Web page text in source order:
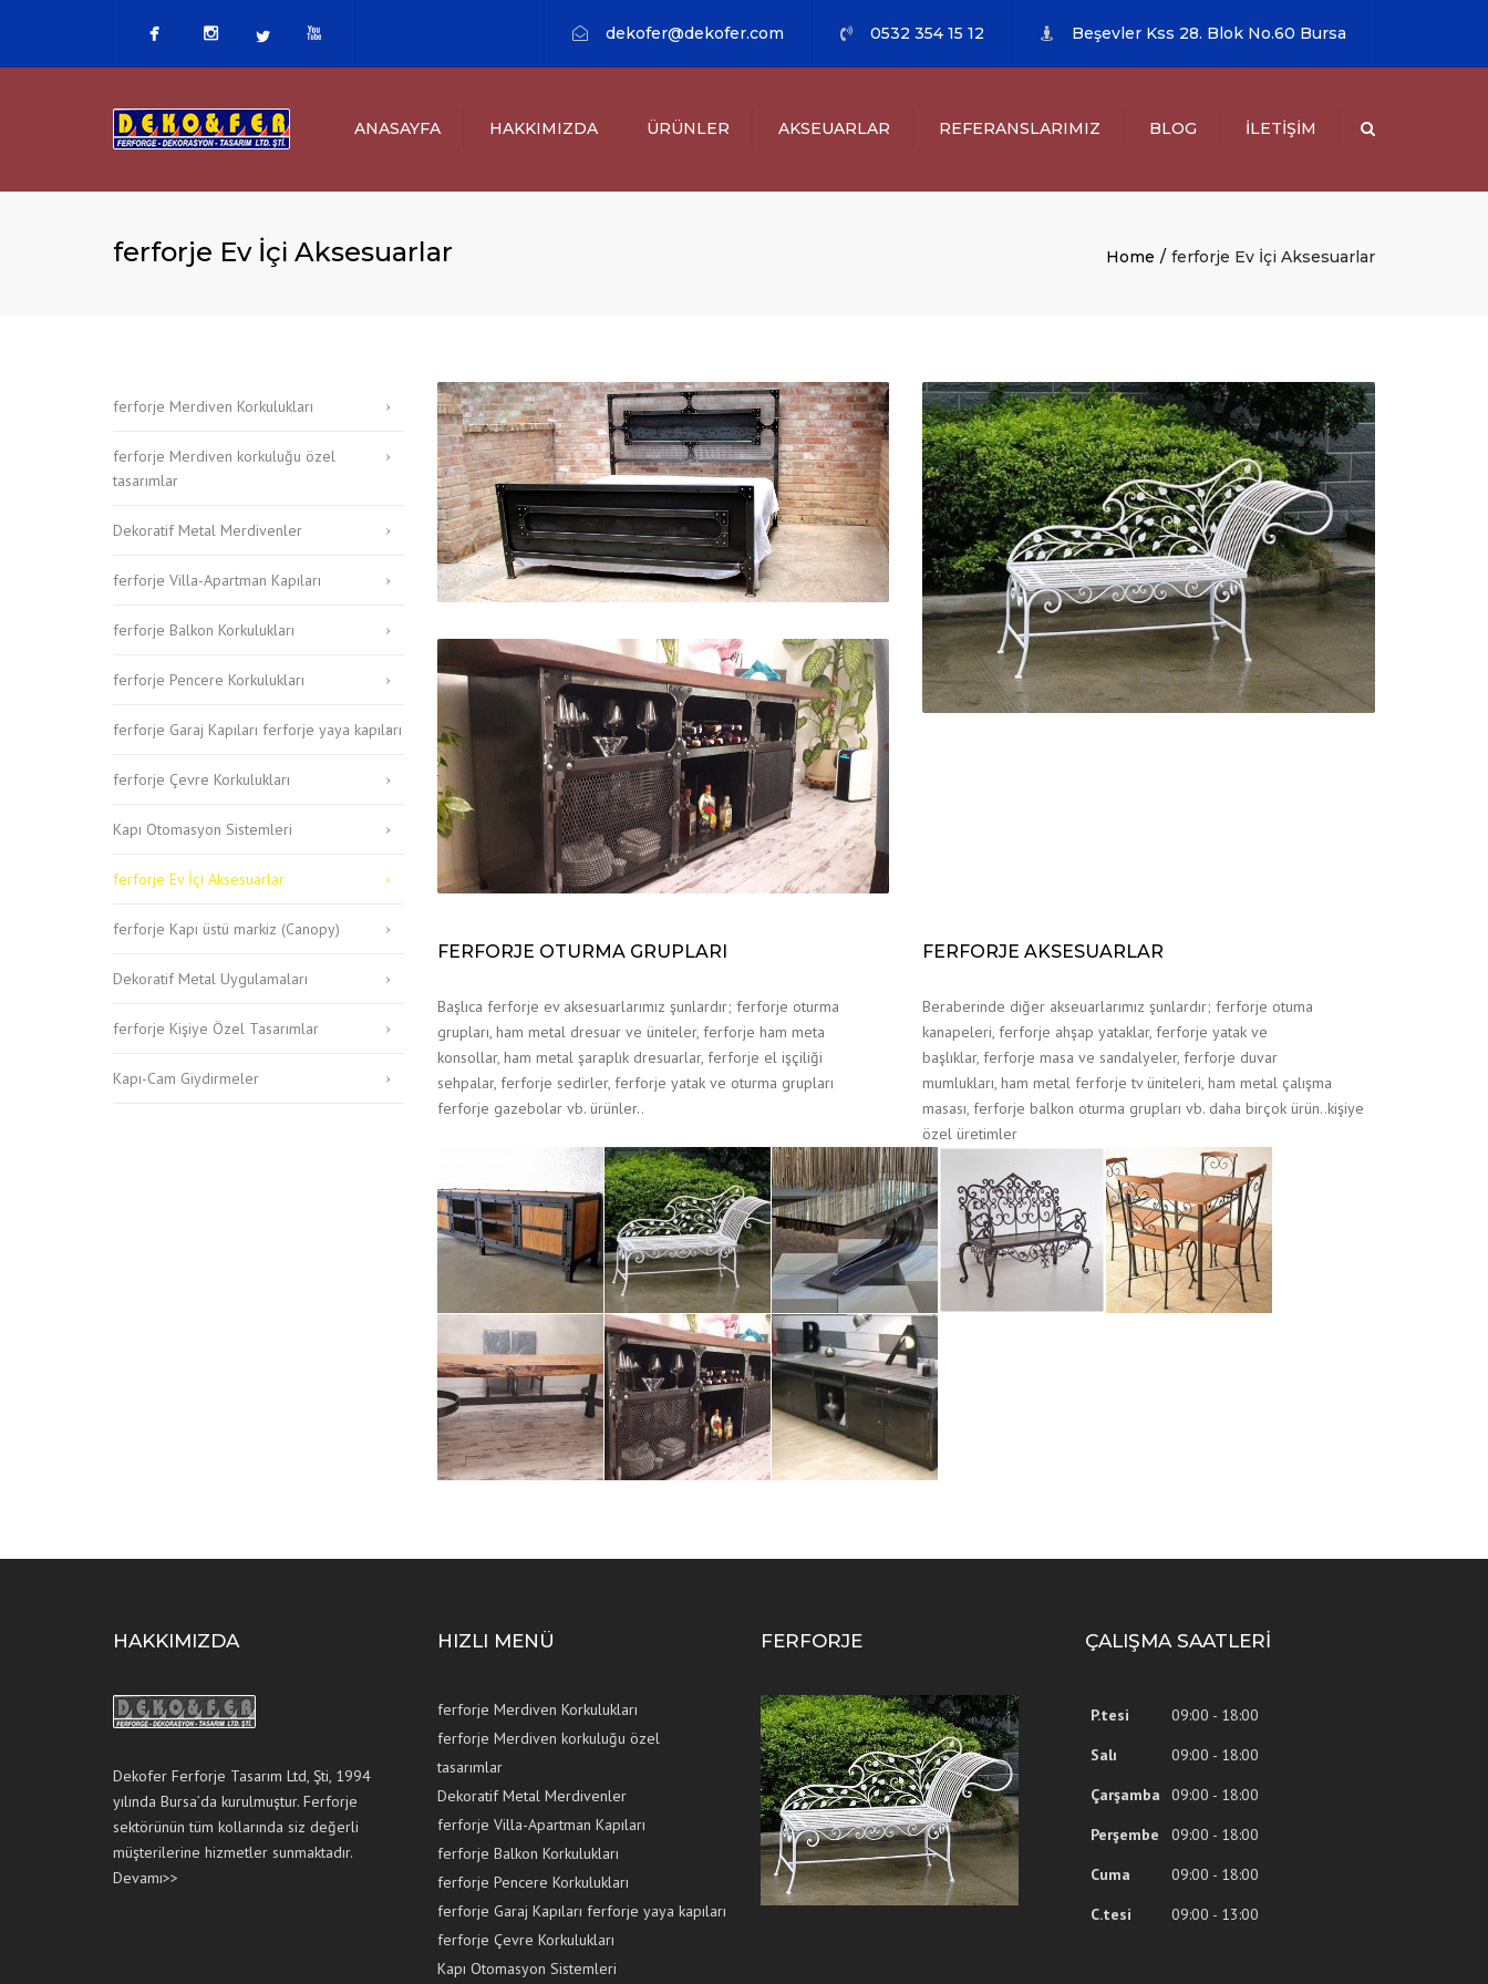
dekofer@dekofer.com 0532 354 15 12 Beşevler Kss 28. Blok No.60 Bursa
ANASAYFA HAKKIMIZDA ÜRÜNLER
OTOMASYON
AKSEUARLAR REFERANSLARIMIZ BLOG İLETIŞIM
ferforje Ev İçi Aksesuarlar Home ferforje Ev İçi Aksesuarlar
ferforje Merdiven Korkulukları
ferforje Merdiven korkuluğu özel
tasarımlar
Dekoratif Metal Merdivenler
ferforje Villa-Apartman Kapıları
ferforje Balkon Korkulukları
ferforje Pencere Korkulukları
ferforje Garaj Kapıları ferforje yaya kapıları
ferforje Çevre Korkulukları
Kapı Otomasyon Sistemleri
ferforje Ev İçi Aksesuarlar
ferforje Kapı üstü markiz (Canopy)
Dekoratif Metal Uygulamaları
ferforje Kişiye Özel Tasarımlar
Kapı-Cam Giydirmeler
FERFORJE OTURMA GRUPLARI
Başlıca ferforje ev aksesuarlarımız şunlardır; ferforje oturma
grupları, ham metal dresuar ve üniteler, ferforje ham meta
konsollar, ham metal şaraplık dresuarlar, ferforje el işçiliği
sehpalar, ferforje sedirler, ferforje yatak ve oturma grupları
ferforje gazebolar vb. ürünler..
FERFORJE AKSESUARLAR
Beraberinde diğer akseuarlarımız şunlardır; ferforje otuma
kanapeleri, ferforje ahşap yataklar, ferforje yatak ve
başlıklar, ferforje masa ve sandalyeler, ferforje duvar
mumlukları, ham metal ferforje tv üniteleri, ham metal çalışma
masası, ferforje balkon oturma grupları vb. daha birçok ürün..kişiye
özel üretimler
HAKKIMIZDA
Dekofer Ferforje Tasarım Ltd, Şti, 1994
yılında Bursa’da kurulmuştur. Ferforje
sektörünün tüm kollarında siz değerli
müşterilerine hizmetler sunmaktadır.
Devamı>>
HIZLI MENÜ
ferforje Merdiven Korkulukları
ferforje Merdiven korkuluğu özel
tasarımlar
Dekoratif Metal Merdivenler
ferforje Villa-Apartman Kapıları
ferforje Balkon Korkulukları
ferforje Pencere Korkulukları
ferforje Garaj Kapıları ferforje yaya kapıları
ferforje Çevre Korkulukları
Kapı Otomasyon Sistemleri
FERFORJE ÇALIŞMA SAATLERI
P.tesi
09:00 - 18:00
Salı
09:00 - 18:00
Çarşamba
09:00 - 18:00
Perşembe
09:00 - 18:00
Cuma
09:00 - 18:00
C.tesi
09:00 - 13:00